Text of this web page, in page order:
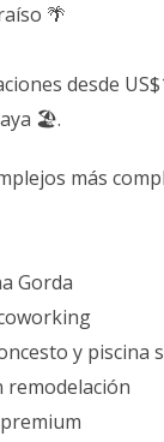
🌴
desde
🏖️.
más
Gorda
y piscina
remodelación